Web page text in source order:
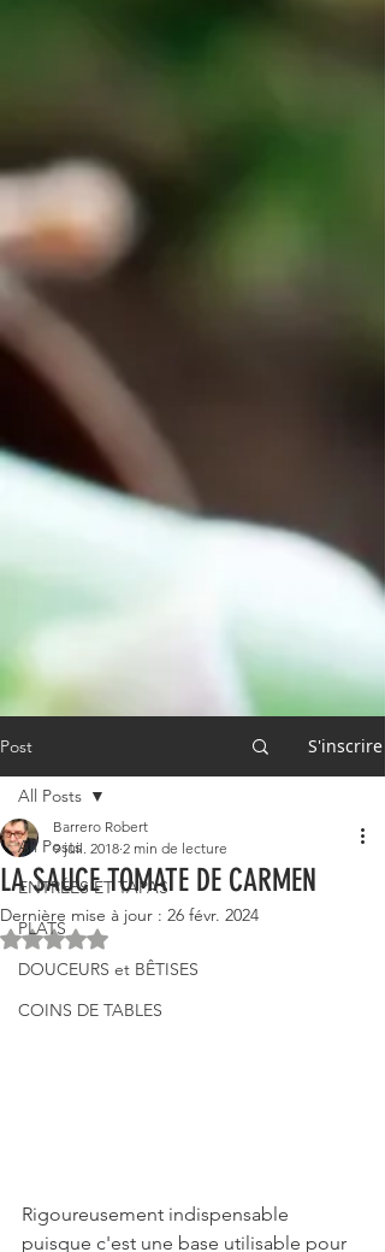
Post S'inscrire
All Posts
ENTRÉES ET TAPAS
PLATS
DOUCEURS et BÊTISES
COINS DE TABLES
All Posts
LA SAUCE TOMATE DE CARMEN
Barrero Robert
9 juil. 2018 2 min de lecture
Dernière mise à jour : 26 févr. 2024
Noté NaN étoiles sur 5.
Rigoureusement indispensable
puisque c'est une base utilisable pour